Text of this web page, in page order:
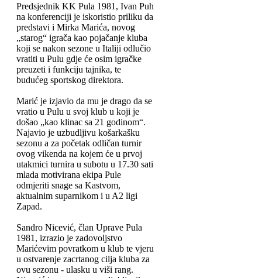
Predsjednik KK Pula 1981, Ivan Puh
na konferenciji je iskoristio priliku da
predstavi i Mirka Marića, novog
„starog“ igrača kao pojačanje kluba
koji se nakon sezone u Italiji odlučio
vratiti u Pulu gdje će osim igračke
preuzeti i funkciju tajnika, te
budućeg sportskog direktora.
Marić je izjavio da mu je drago da se
vratio u Pulu u svoj klub u koji je
došao „kao klinac sa 21 godinom“.
Najavio je uzbudljivu košarkašku
sezonu a za početak odličan turnir
ovog vikenda na kojem će u prvoj
utakmici turnira u subotu u 17.30 sati
mlada motivirana ekipa Pule
odmjeriti snage sa Kastvom,
aktualnim suparnikom i u A2 ligi
Zapad.
Sandro Nicević, član Uprave Pula
1981, izrazio je zadovoljstvo
Marićevim povratkom u klub te vjeru
u ostvarenje zacrtanog cilja kluba za
ovu sezonu - ulasku u viši rang.